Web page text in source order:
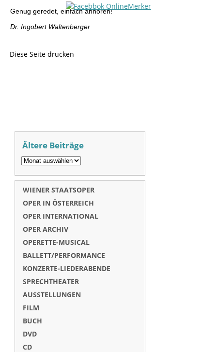
Genug geredet, einfach anhören!
Dr. Ingobert Waltenberger
Diese Seite drucken
Ältere Beiträge
WIENER STAATSOPER
OPER IN ÖSTERREICH
OPER INTERNATIONAL
OPER ARCHIV
OPERETTE-MUSICAL
BALLETT/PERFORMANCE
KONZERTE-LIEDERABENDE
SPRECHTHEATER
AUSSTELLUNGEN
FILM
BUCH
DVD
CD